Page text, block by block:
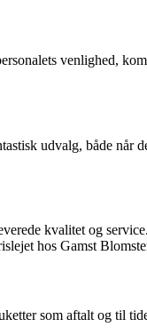
venlighed,
udvalg, både når
kvalitet og
hos Gamst
som aftalt og til